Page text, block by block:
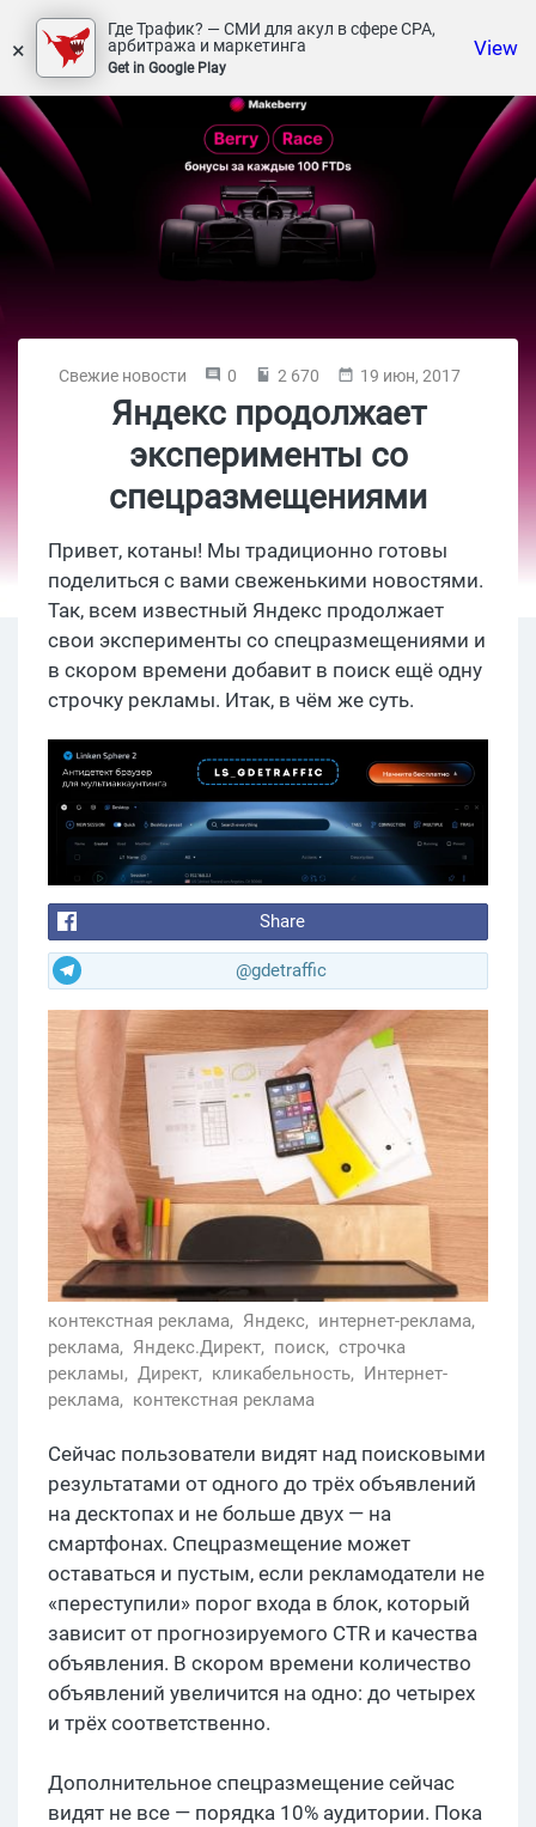
×
Где Трафик? — СМИ для акул в сфере СРА,
арбитража и маркетинга
Get in Google Play
View
Свежие новости 0 2 670 19 июн, 2017
Яндекс продолжает
эксперименты со
спецразмещениями
Привет, котаны! Мы традиционно готовы
поделиться с вами свеженькими новостями.
Так, всем известный Яндекс продолжает
свои эксперименты со спецразмещениями и
в скором времени добавит в поиск ещё одну
строчку рекламы. Итак, в чём же суть.
Share
@gdetraffic
контекстная реклама, Яндекс, интернет-реклама,
реклама, Яндекс.Директ, поиск, строчка
рекламы, Директ, кликабельность, Интернет-
реклама, контекстная реклама
Сейчас пользователи видят над поисковыми
результатами от одного до трёх объявлений
на десктопах и не больше двух — на
смартфонах. Спецразмещение может
оставаться и пустым, если рекламодатели не
«переступили» порог входа в блок, который
зависит от прогнозируемого CTR и качества
объявления. В скором времени количество
объявлений увеличится на одно: до четырех
и трёх соответственно.
Дополнительное спецразмещение сейчас
видят не все — порядка 10% аудитории. Пока